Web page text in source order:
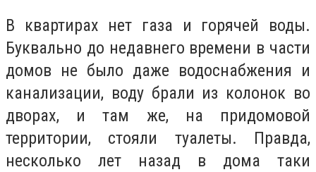
В квартирах нет газа и горячей воды.
Буквально до недавнего времени в части
домов не было даже водоснабжения и
канализации, воду брали из колонок во
дворах, и там же, на придомовой
территории, стояли туалеты. Правда,
несколько лет назад в дома таки